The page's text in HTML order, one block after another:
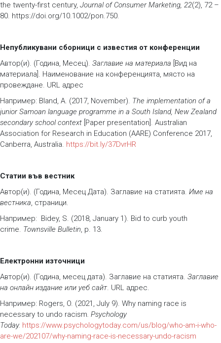
the twenty-first century, Journal of Consumer Marketing, 22(2), 72 –
80. https://doi.org/10.1002/pon.750.
Непубликувани сборници с известия от конференции
Автор(и). (Година, Месец). Заглавие на материала [Вид на
материала]. Наименование на конференцията, място на
провеждане. URL адрес
Например: Bland, A. (2017, November). The implementation of a
junior Samoan language programme in a South Island, New Zealand
secondary school context [Paper presentation]. Australian
Association for Research in Education (AARE) Conference 2017,
Canberra, Australia. https://bit.ly/37DvrHR
Статии във вестник
Автор(и). (Година, Месец Дата). Заглавие на статията. Име на
вестника, страници.
Например: Bidey, S. (2018, January 1). Bid to curb youth
crime. Townsville Bulletin, p. 13.
Електронни източници
Автор(и). (Година, месец дата). Заглавие на статията. Заглавие
на онлайн издание или уеб сайт. URL адрес.
Например: Rogers, O. (2021, July 9). Why naming race is
necessary to undo racism. Psychology
Today. https://www.psychologytoday.com/us/blog/who-am-i-who-
are-we/202107/why-naming-race-is-necessary-undo-racism